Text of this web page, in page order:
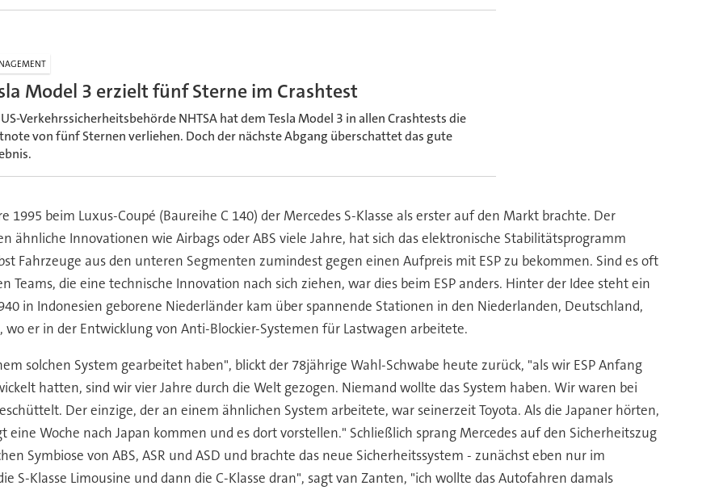
Model 3 erzielt fünf Sterne im Crashtest
Verkehrssicherheitsbehörde NHTSA hat dem Tesla Model 3 in allen Crashtests die
von fünf Sternen verliehen. Doch der nächste Abgang überschattet das gute
1995 beim Luxus-Coupé (Baureihe C 140) der Mercedes S-Klasse als erster auf den Markt brachte. Der
ähnliche Innovationen wie Airbags oder ABS viele Jahre, hat sich das elektronische Stabilitätsprogramm
Fahrzeuge aus den unteren Segmenten zumindest gegen einen Aufpreis mit ESP zu bekommen. Sind es oft
die eine technische Innovation nach sich ziehen, war dies beim ESP anders. Hinter der Idee steht ein
in Indonesien geborene Niederländer kam über spannende Stationen in den Niederlanden, Deutschland,
er in der Entwicklung von Anti-Blockier-Systemen für Lastwagen arbeitete.
solchen System gearbeitet haben", blickt der 78jährige Wahl-Schwabe heute zurück, "als wir ESP Anfang
hatten, sind wir vier Jahre durch die Welt gezogen. Niemand wollte das System haben. Wir waren bei
Der einzige, der an einem ähnlichen System arbeitete, war seinerzeit Toyota. Als die Japaner hörten,
Woche nach Japan kommen und es dort vorstellen." Schließlich sprang Mercedes auf den Sicherheitszug
Symbiose von ABS, ASR und ASD und brachte das neue Sicherheitssystem - zunächst eben nur im
S-Klasse Limousine und dann die C-Klasse dran", sagt van Zanten, "ich wollte das Autofahren damals